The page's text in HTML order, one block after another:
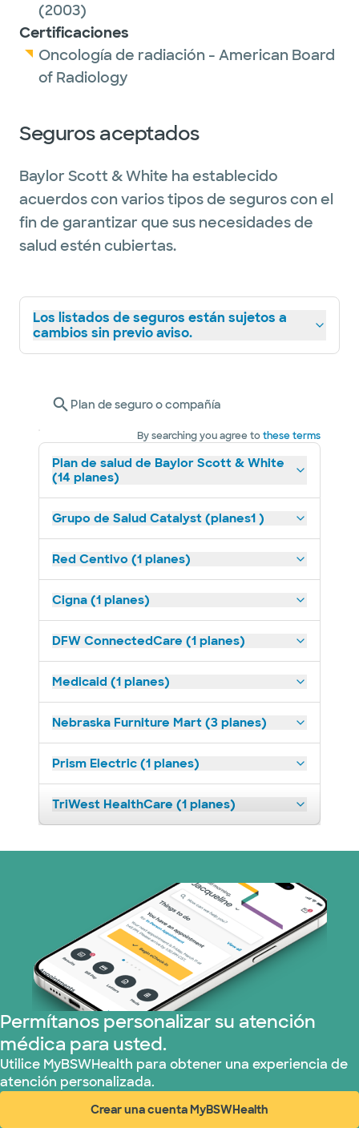
(2003)
Certificaciones
Oncología de radiación - American Board
of Radiology
Seguros aceptados
Baylor Scott & White ha establecido
acuerdos con varios tipos de seguros con el
fin de garantizar que sus necesidades de
salud estén cubiertas.
Los listados de seguros están sujetos a
cambios sin previo aviso.
Plan de seguro o compañía
By searching you agree tothese terms
Plan de salud de Baylor Scott & White
(14 planes)
Grupo de Salud Catalyst (planes1 )
Red Centivo (1 planes)
Cigna (1 planes)
DFW ConnectedCare (1 planes)
Medicaid (1 planes)
Nebraska Furniture Mart (3 planes)
Prism Electric (1 planes)
TriWest HealthCare (1 planes)
Permítanos personalizar su atención
médica para usted.
Utilice MyBSWHealth para obtener una experiencia de
atención personalizada.
Crear una cuenta MyBSWHealth
(abre en ventana nueva)